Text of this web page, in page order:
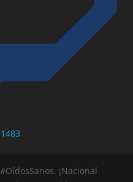
¡Nacional